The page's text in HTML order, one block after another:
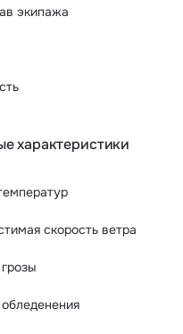
экипажа
характеристики
скорость ветра